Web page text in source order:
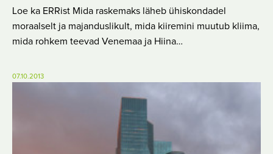
Loe ka ERRist Mida raskemaks läheb ühiskondadel
moraalselt ja majanduslikult, mida kiiremini muutub kliima,
mida rohkem teevad Venemaa ja Hiina…
07.10.2013